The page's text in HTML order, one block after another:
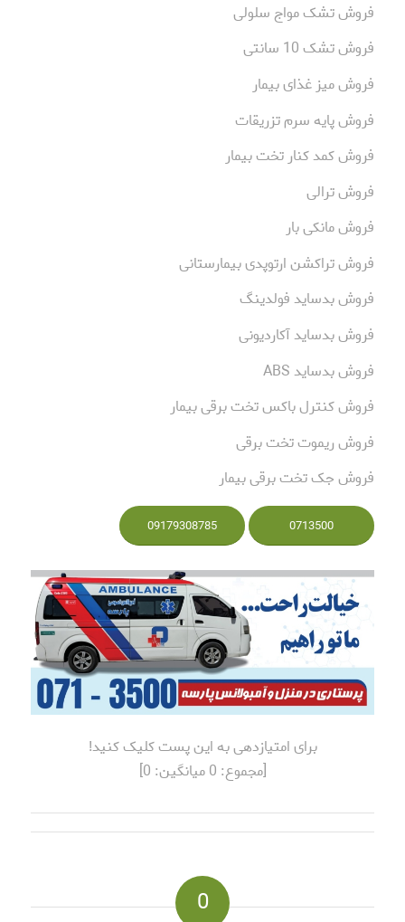
فروش تشک مواج سلولی
فروش تشک 10 سانتی
فروش میز غذای بیمار
فروش پایه سرم تزریقات
فروش کمد کنار تخت بیمار
فروش ترالی
فروش مانکی بار
فروش تراکشن ارتوپدی بیمارستانی
فروش بدساید فولدینگ
فروش بدساید آکاردیونی
فروش بدساید ABS
فروش کنترل باکس تخت برقی بیمار
فروش ریموت تخت برقی
فروش جک تخت برقی بیمار
0713500
09179308785
برای امتیازدهی به این پست کلیک کنید!
[مجموع: 0میانگین: 0
]
0